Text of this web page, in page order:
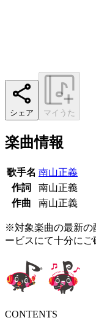
シェア マイうた
楽曲情報
歌手名 南山正義
作詞
南山正義
作曲
南山正義
※対象楽曲の最新の
ービスにて十分にご
CONTENTS